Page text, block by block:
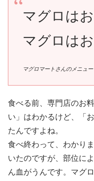
マグロはお
マグロは
マグロマートさんのメニュー
食べる前、専門店のお
い」はわかるけど、「
たんですよね。
食べ終わって、わかり
いたのですが、部位に
ん血がうんです。マグ